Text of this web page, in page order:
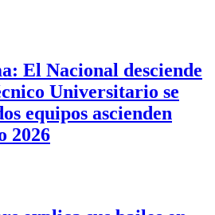
El Nacional desciende
Universitario se
equipos ascienden
2026